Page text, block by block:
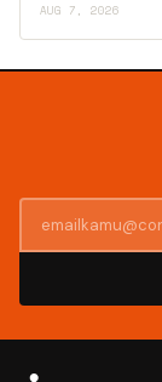
AUG 7, 2026